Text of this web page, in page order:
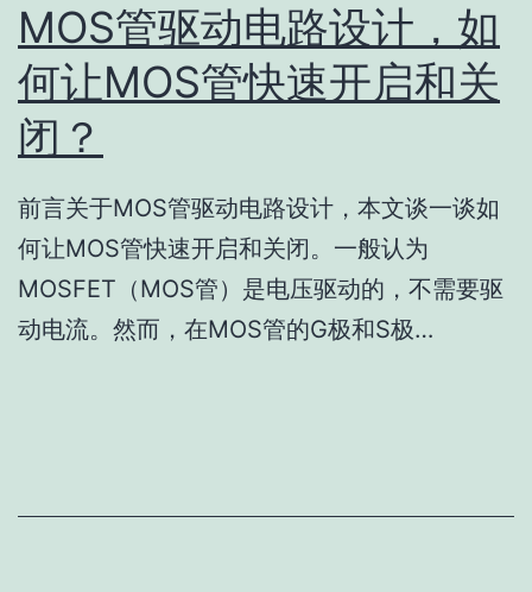
MOS管驱动电路设计，如
何让MOS管快速开启和关
闭？
前言关于MOS管驱动电路设计，本文谈一谈如
何让MOS管快速开启和关闭。一般认为
MOSFET（MOS管）是电压驱动的，不需要驱
动电流。然而，在MOS管的G极和S极…